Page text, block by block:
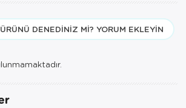
DENEDINIZ MI? YORUM EKLEYIN